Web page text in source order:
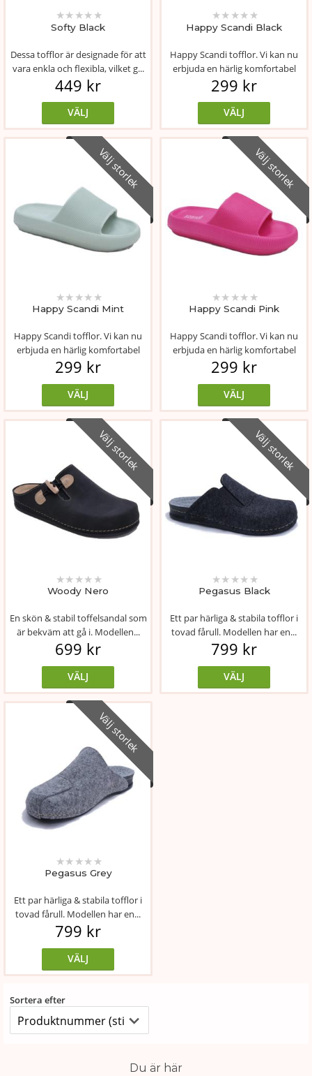
Softy Black
★★ ★★ ★
Dessa tofflor är designade för att
vara enkla och flexibla, vilket g...
449 kr
VÄLJ
Happy Scandi Black
★★ ★★ ★
Happy Scandi tofflor. Vi kan nu
erbjuda en härlig komfortabel
sanda...
299 kr
VÄLJ
Välj storlek
Happy Scandi Mint
★★ ★★ ★
Happy Scandi tofflor. Vi kan nu
erbjuda en härlig komfortabel
sanda...
299 kr
VÄLJ
Välj storlek
Happy Scandi Pink
★★ ★★ ★
Happy Scandi tofflor. Vi kan nu
erbjuda en härlig komfortabel
sanda...
299 kr
VÄLJ
Välj storlek
Woody Nero
★★ ★★ ★
En skön & stabil toffelsandal som
är bekväm att gå i. Modellen...
699 kr
VÄLJ
Välj storlek
Pegasus Black
★★ ★★ ★
Ett par härliga & stabila tofflor i
tovad fårull. Modellen har en...
799 kr
VÄLJ
Välj storlek
Pegasus Grey
★★ ★★ ★
Ett par härliga & stabila tofflor i
tovad fårull. Modellen har en...
799 kr
VÄLJ
Sortera efter
Du är här